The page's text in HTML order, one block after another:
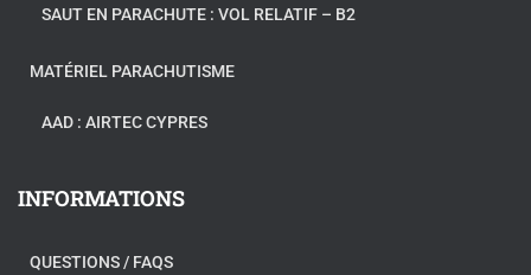
SAUT EN PARACHUTE : VOL RELATIF – B2
MATÉRIEL PARACHUTISME
AAD : AIRTEC CYPRES
INFORMATIONS
QUESTIONS / FAQS